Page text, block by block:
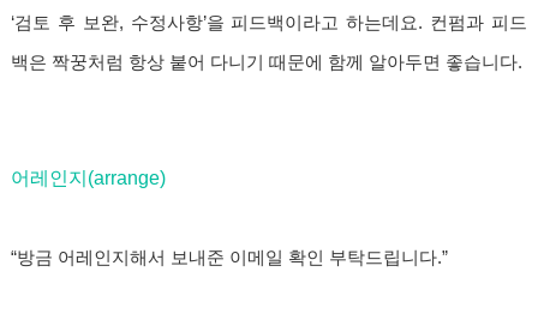
‘검토 후 보완, 수정사항’을 피드백이라고 하는데요. 컨펌과 피드
백은 짝꿍처럼 항상 붙어 다니기 때문에 함께 알아두면 좋습니다.
어레인지(arrange)
“방금 어레인지해서 보내준 이메일 확인 부탁드립니다.”